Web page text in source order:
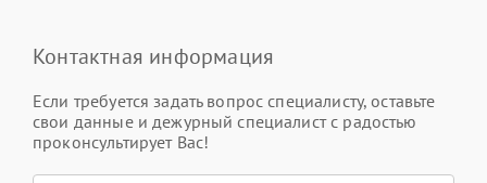
Контактная информация
Если требуется задать вопрос специалисту, оставьте
свои данные и дежурный специалист с радостью
проконсультирует Вас!